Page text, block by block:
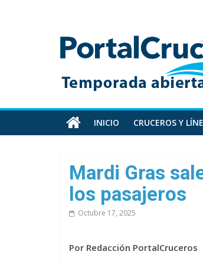
Toda
información
cruceros
en
un
sitio
INICIO CRUCEROS Y
Mardi Gras
los pasajeros
Octubre 17, 2025
Por Redacción PortalCruceros